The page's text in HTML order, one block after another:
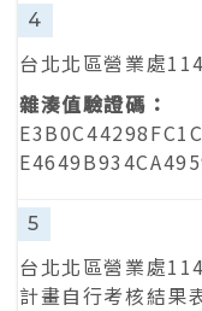
4
台北北區營業處
5
台北北區營業處
計畫自行考核結果